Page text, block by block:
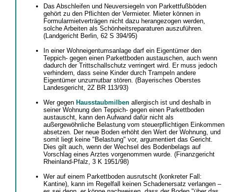
Das Abschleifen und Neuversiegeln von Parkettfußböden
gehört zu den Pflichten der Vermieter. Mieter können in
Formularmietverträgen nicht dazu herangezogen werden,
solche Arbeiten als Schönheitsreparaturen auszuführen.
(Landgericht Berlin, 62 S 394/95)
In einer Wohneigentumsanlage darf ein Eigentümer den
Teppich- gegen einen Parkettboden austauschen, auch wenn
dadurch der Trittschallschutz verringert wird. Er muss jedoch
verhindern, dass seine Kinder durch Trampeln andere
Eigentümer unzumutbar stören. (Bayerisches Oberstes
Landesgericht, 2Z BR 113/93)
Wer gegen Hausstaubmilbenallergisch ist und deshalb in
seiner Wohnung den Teppich- gegen einen Parkettboden
austauscht, kann den Aufwand dafür nicht als
außergewöhnliche Belastung vom steuerpflichtigen Einkommen
absetzen. Der neue Boden erhöht den Wert der Wohnung, und
somit liegt keine "Belastung" vor, argumentiert das Gericht.
Dies gilt auch, wenn der Wechsel des Bodenbelags auf
Vorschlag eines Arztes vorgenommen wurde. (Finanzgericht
Rheinland-Pfalz, 3 K 1951/98)
Wer auf einem Parkettboden ausrutscht (konkreter Fall:
Kantine), kann im Regelfall keinen Schadenersatz verlangen –